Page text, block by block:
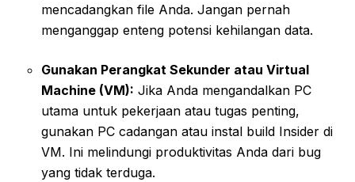
mencadangkan file Anda. Jangan pernah
menganggap enteng potensi kehilangan data.
Gunakan Perangkat Sekunder atau Virtual
Machine (VM): Jika Anda mengandalkan PC
utama untuk pekerjaan atau tugas penting,
gunakan PC cadangan atau instal build Insider di
VM. Ini melindungi produktivitas Anda dari bug
yang tidak terduga.